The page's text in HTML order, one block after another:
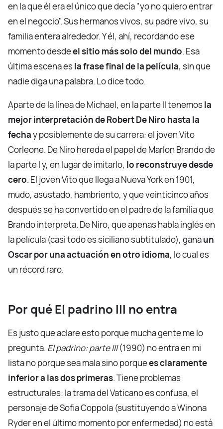
en la que él era el único que decía "yo no quiero entrar
en el negocio". Sus hermanos vivos, su padre vivo, su
familia entera alrededor. Y él, ahí, recordando ese
momento desdeel sitio más solo del mundo. Esa
última escena esla frase final de la película, sin que
nadie diga una palabra. Lo dice todo.
Aparte de la línea de Michael, en la parte II tenemosla
mejor interpretación de Robert De Niro hasta la
fechay posiblemente de su carrera: el joven Vito
Corleone. De Niro hereda el papel de Marlon Brando de
la parte I y, en lugar de imitarlo, lo reconstruye desde
cero. El joven Vito que llega a Nueva York en 1901,
mudo, asustado, hambriento, y que veinticinco años
después se ha convertido en el padre de la familia que
Brando interpreta. De Niro, que apenas habla inglés en
la película (casi todo es siciliano subtitulado), ganaun
Oscar por una actuación en otro idioma, lo cual es
un récord raro.
Por qué El padrino III no entra
Es justo que aclare esto porque mucha gente me lo
pregunta. El padrino: parte III(1990) no entra en mi
lista no porque sea mala sino porquees claramente
inferior a las dos primeras. Tiene problemas
estructurales: la trama del Vaticano es confusa, el
personaje de Sofia Coppola (sustituyendo a Winona
Ryder en el último momento por enfermedad) no está